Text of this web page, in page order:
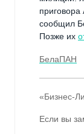
сообщил
Позже их
БелаПАН
«Бизнес-
Если вы